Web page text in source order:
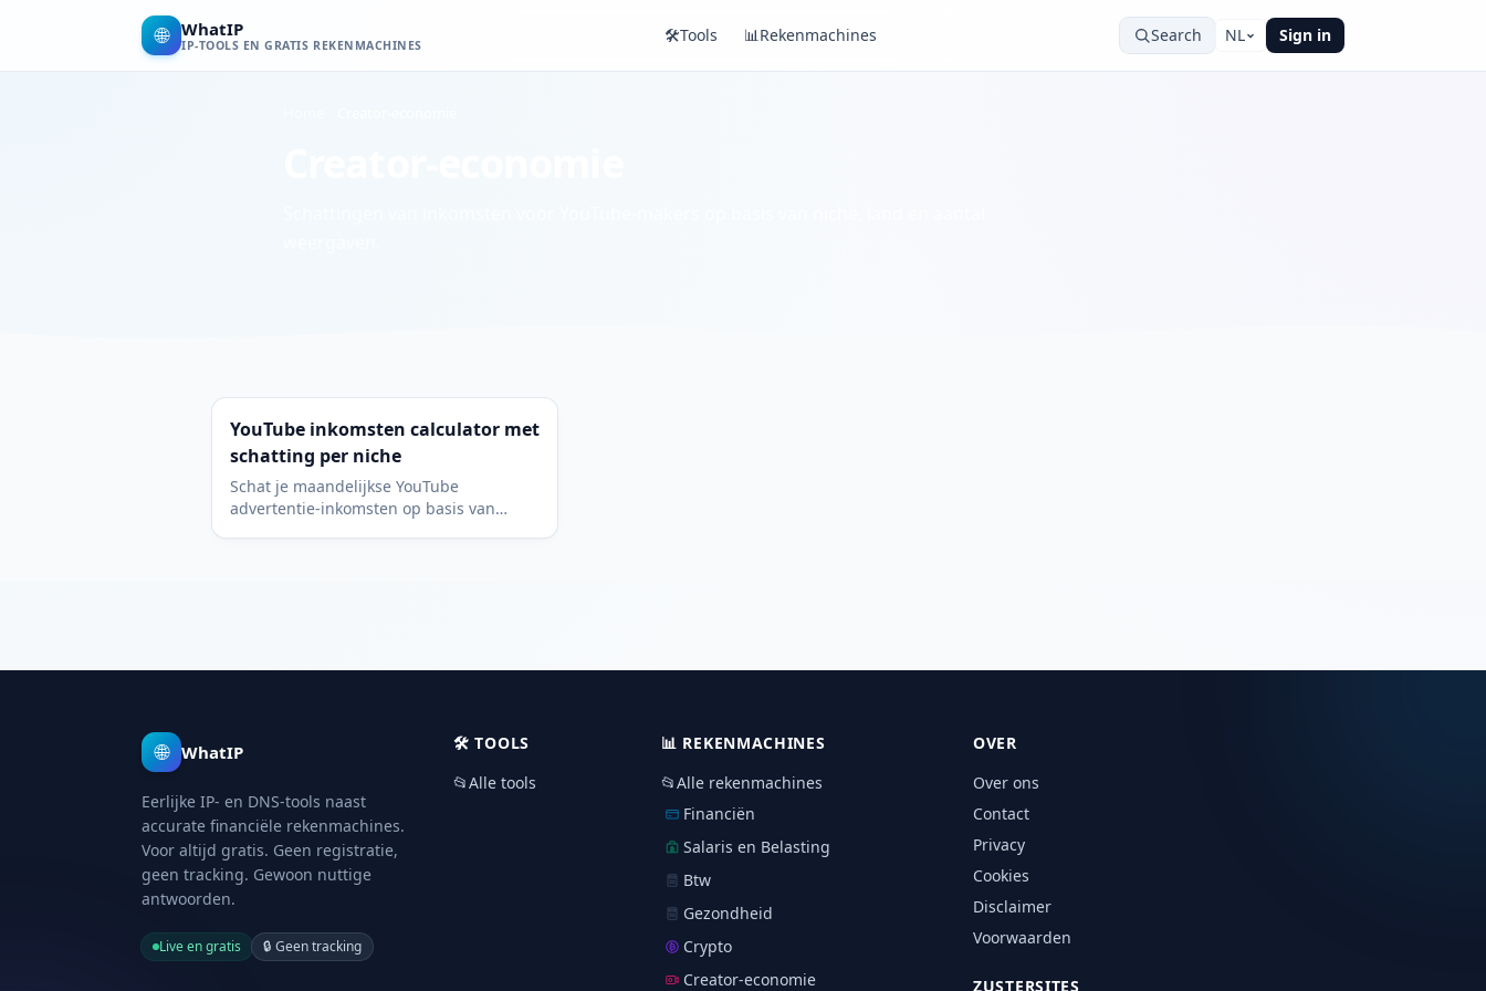
🌐 WhatIP
IP-TOOLS EN GRATIS REKENMACHINES 🛠️Tools 📊Rekenmachines Search NL Sign in
YouTube inkomsten calculator met
schatting per niche
Schat je maandelijkse YouTube
advertentie-inkomsten op basis van
🌐 WhatIP
Eerlijke IP- en DNS-tools naast
accurate financiële rekenmachines.
Voor altijd gratis. Geen registratie,
geen tracking. Gewoon nuttige
antwoorden.
Live en gratis 🔒 Geen tracking
🛠️TOOLS
📂Alle tools
📊 REKENMACHINES
📂Alle rekenmachines
Financiën
Salaris en Belasting
Btw
Gezondheid
Crypto
Creator-economie
OVER
Over ons
Contact
Privacy
Cookies
Disclaimer
Voorwaarden
ZUSTERSITES